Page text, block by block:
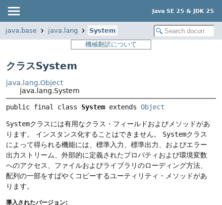
Java SE 25 & JDK 25
java.base java.lang
System
機械翻訳について
クラスSystem
java.lang.Object
java.lang.System
public final class System extends Object
Systemクラスには有用なクラス・フィールドおよびメソッドがあ
ります。
インスタンス化することはできません。 Systemクラス
によって得られる機能には、標準入力、標準出力、およびエラー
出力ストリーム、外部的に定義されたプロパティおよび環境変数
へのアクセス、ファイルおよびライブラリのローディング方法、
配列の一部をすばやくコピーするユーティリティ・メソッドがあ
ります。
導入されたバージョン: